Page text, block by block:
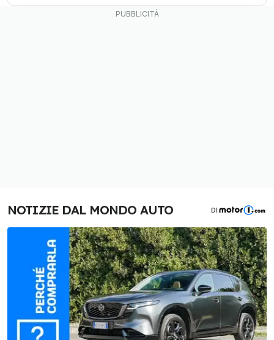
NOTIZIE DAL MONDO AUTO DI